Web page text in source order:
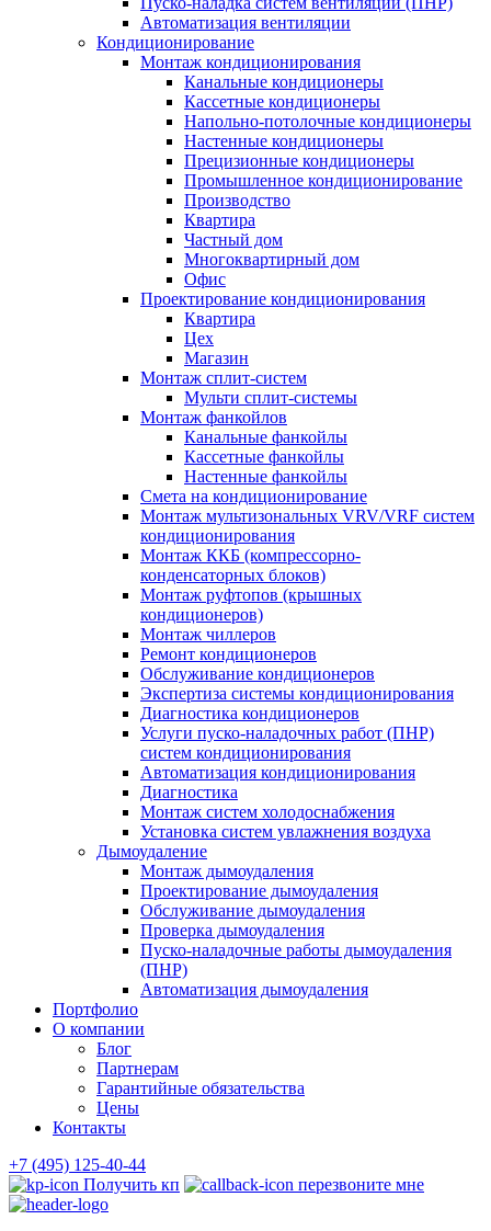
Автоматизация вентиляции
Кондиционирование
Монтаж кондиционирования
Канальные кондиционеры
Кассетные кондиционеры
Напольно-потолочные кондиционеры
Настенные кондиционеры
Прецизионные кондиционеры
Промышленное кондиционирование
Производство
Квартира
Частный дом
Многоквартирный дом
Офис
Проектирование кондиционирования
Квартира
Цех
Магазин
Монтаж сплит-систем
Мульти сплит-системы
Монтаж фанкойлов
Канальные фанкойлы
Кассетные фанкойлы
Настенные фанкойлы
Смета на кондиционирование
Монтаж мультизональных VRV/VRF систем
кондиционирования
Монтаж ККБ (компрессорно-
конденсаторных блоков)
Монтаж руфтопов (крышных
кондиционеров)
Монтаж чиллеров
Ремонт кондиционеров
Обслуживание кондиционеров
Экспертиза системы кондиционирования
Диагностика кондиционеров
Услуги пуско-наладочных работ (ПНР)
систем кондиционирования
Автоматизация кондиционирования
Диагностика
Монтаж систем холодоснабжения
Установка систем увлажнения воздуха
Дымоудаление
Монтаж дымоудаления
Проектирование дымоудаления
Обслуживание дымоудаления
Проверка дымоудаления
Пуско-наладочные работы дымоудаления
(ПНР)
Автоматизация дымоудаления
Портфолио
О компании
Блог
Партнерам
Гарантийные обязательства
Цены
Контакты
+7 (495) 125-40-44
Получить кп
перезвоните мне